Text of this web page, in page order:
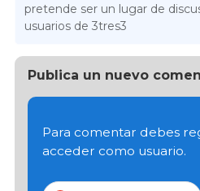
pretende ser un lugar de
usuarios de 3tres3
Publica un nuevo
Para comentar debes
acceder como usuario.